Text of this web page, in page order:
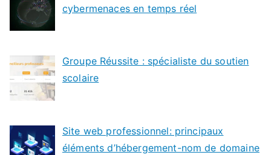
cybermenaces en temps réel
Groupe Réussite : spécialiste du soutien
scolaire
Site web professionnel: principaux
éléments d’hébergement-nom de domaine